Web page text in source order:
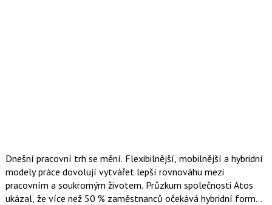
Dnešní pracovní trh se mění. Flexibilnější, mobilnější a hybridní
modely práce dovolují vytvářet lepší rovnováhu mezi
pracovním a soukromým životem. Průzkum společnosti Atos
ukázal, že více než 50 % zaměstnanců očekává hybridní formu